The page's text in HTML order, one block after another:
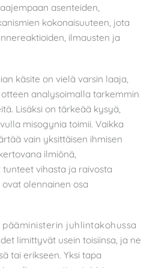
asenteiden,
kokonaisuuteen, jota
ilmausten ja
käsite on vielä varsin laaja,
analysoimalla tarkemmin
Lisäksi on tärkeää kysyä,
misogynia toimii. Vaikka
vain yksittäisen ihmisen
ilmiönä,
vihasta ja raivosta
olennainen osa
juhlintakohussa
limittyvät usein toisiinsa, ja ne
tai erikseen. Yksi tapa